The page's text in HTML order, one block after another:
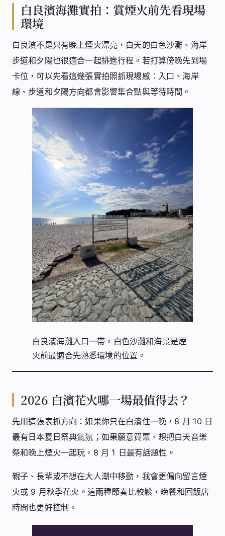
白良濱海灘實拍：賞煙火前先看現場
環境
白良濱不是只有晚上煙火漂亮，白天的白色沙灘、海岸
步道和夕陽也很適合一起排進行程。若打算傍晚先到場
卡位，可以先看這幾張實拍照抓現場感：入口、海岸
線、步道和夕陽方向都會影響集合點與等待時間。
白良濱海灘入口一帶，白色沙灘和海景是煙
火前最適合先熟悉環境的位置。
2026 白濱花火哪一場最值得去？
先用這張表抓方向：如果你只在白濱住一晚，8 月 10 日
最有日本夏日祭典氣氛；如果願意買票、想把白天音樂
祭和晚上煙火一起玩，8 月 1 日最有話題性。
親子、長輩或不想在大人潮中移動，我會更偏向留言煙
火或 9 月秋季花火。這兩種節奏比較鬆，晚餐和回飯店
時間也更好控制。